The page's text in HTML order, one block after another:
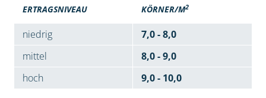
ERTRAGSNIVEAU KÖRNER/M2
niedrig
7,0 - 8,0
mittel
8,0 - 9,0
hoch
9,0 - 10,0